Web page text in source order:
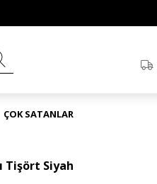
ÇOK SATANLAR
Tişört Siyah